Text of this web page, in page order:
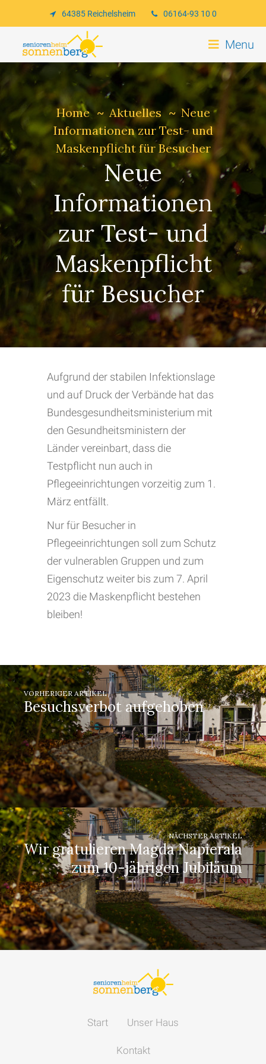
64385 Reichelsheim 06164-93 10 0
Menu
Neue
Informationen
zur Test- und
Maskenpflicht
für Besucher
Home Aktuelles
Neue
Informationen zur Test- und
Maskenpflicht für Besucher
Aufgrund der stabilen Infektionslage
und auf Druck der Verbände hat das
Bundesgesundheitsministerium mit
den Gesundheitsministern der
Länder vereinbart, dass die
Testpflicht nun auch in
Pflegeeinrichtungen vorzeitig zum 1.
März entfällt.
Nur für Besucher in
Pflegeeinrichtungen soll zum Schutz
der vulnerablen Gruppen und zum
Eigenschutz weiter bis zum 7. April
2023 die Maskenpflicht bestehen
bleiben!
VORHERIGER ARTIKEL
Besuchsverbot aufgehoben
NÄCHSTER ARTIKEL
Wir gratulieren Magda Napierala
zum 10-jährigen Jubiläum
Start Unser Haus
Kontakt